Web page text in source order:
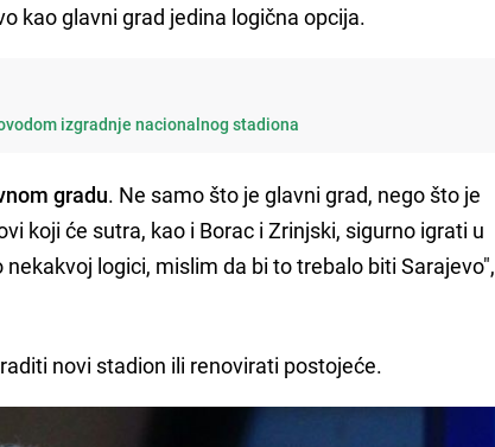
kao glavni grad jedina logična opcija.
izgradnje nacionalnog stadiona
gradu. Ne samo što je glavni grad, nego što je
koji će sutra, kao i Borac i Zrinjski, sigurno igrati u
logici, mislim da bi to trebalo biti Sarajevo",
novi stadion ili renovirati postojeće.